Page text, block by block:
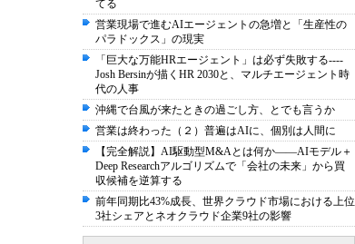
てる
営業現場で進むAIエージェントの急増と「生産性の
パラドックス」の現実
「巨大な万能HRエージェント」は必ず失敗する----
Josh Bersinが描くHR 2030と、マルチエージェント時
代の人事
沖縄で台風が来たときの過ごし方、とでも言うか
営業は終わった（２）普遍はAIに、個別は人間に
【完全解説】AI駆動型M&Aとは何か――AIモデル＋
Deep Researchアルゴリズムで「会社の未来」から買
収候補を逆算する
前年同期比43%成長、世界クラウド市場における上位
3社シェアとネオクラウド企業9社の影響